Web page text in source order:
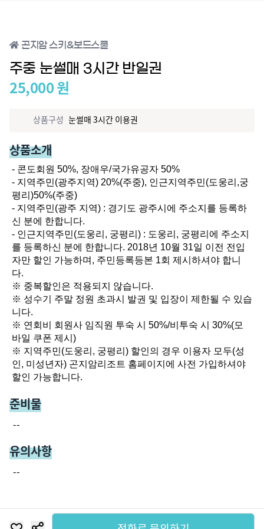
곤지암 스키&보드스쿨
주중 눈썰매 3시간 반일권
25,000원
상품구성 눈썰매 3시간 이용권
상품소개
- 콘도회원 50%, 장애우/국가유공자 50%
- 지역주민(광주지역) 20%(주중), 인근지역주민(도웅리,궁
평리)50%(주중)
- 지역주민(광주 지역) : 경기도 광주시에 주소지를 등록하
신 분에 한합니다.
- 인근지역주민(도웅리, 궁평리) : 도웅리, 궁평리에 주소지
를 등록하신 분에 한합니다. 2018년 10월 31일 이전 전입
자만 할인 가능하며, 주민등록등본 1회 제시하셔야 합니
다.
※ 중복할인은 적용되지 않습니다.
※ 성수기 주말 정원 초과시 발권 및 입장이 제한될 수 있습
니다.
※ 연회비 회원사 임직원 투숙 시 50%/비투숙 시 30%(모
바일 쿠폰 제시)
※ 지역주민(도웅리, 궁평리) 할인의 경우 이용자 모두(성
인, 미성년자) 곤지암리조트 홈페이지에 사전 가입하셔야
할인 가능합니다.
준비물
--
유의사항
--